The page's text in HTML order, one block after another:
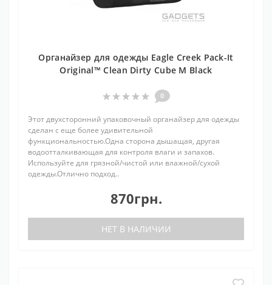
Органайзер для одежды Eagle Creek Pack-It
Original™ Clean Dirty Cube M Black
0
Этот двухсторонний упаковочный органайзер для одежды
сделан с еще более удивительной
функциональностью.Одна сторона дышащая, другая
водоотталкивающая для контроля влаги и запахов.
Используйте для грязной/чистой или влажной/сухой
одежды.Отлично подход..
870грн.
НЕТ В НАЛИЧИИ